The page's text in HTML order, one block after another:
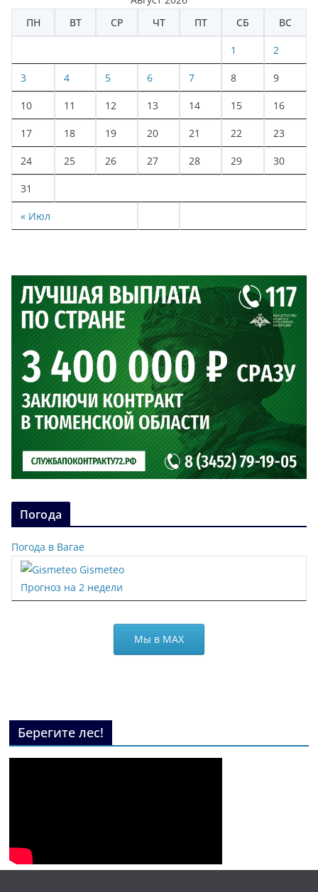
ПН
ВТ СР ЧТ ПТ СБ ВС
« Июл
1 2
3 4 5 6 7 8 9
10 11 12 13 14 15 16
17 18 19 20 21 22 23
24 25 26 27 28 29 30
31
Погода
Погода в Вагае
Gismeteo
Прогноз на 2 недели
Мы в МАХ
Берегите лес!